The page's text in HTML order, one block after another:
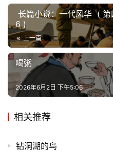
情
感
游
育
长篇小说：一代风华 (
6 )
上一篇
喝粥
2026年6月2日 下午5:06
相关推荐
钻洞湖的鸟